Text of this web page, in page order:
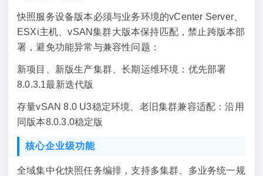
快照服务设备版本必须与业务环境的vCenter Server、
ESXi主机、vSAN集群大版本保持匹配，禁止跨版本部
署，避免功能异常与兼容性问题：
新项目、新版生产集群、长期运维环境：优先部署
8.0.3.1最新迭代版
存量vSAN 8.0 U3稳定环境、老旧集群兼容适配：沿用
同版本8.0.3.0稳定版
核心企业级功能
全域集中化快照任务编排，支持多集群、多业务统一规